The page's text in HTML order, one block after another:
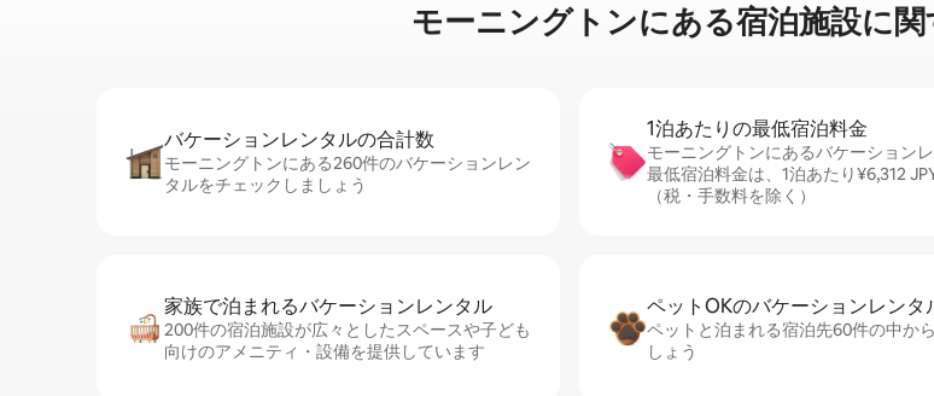
モーニングトンに⁠あ⁠る宿⁠泊⁠施⁠設⁠に
バケーションレ⁠ン⁠タ⁠ル⁠の合⁠計⁠数
モーニングトンにある260件のバケーションレン
タルをチェックしましょう
1泊あたりの最⁠低⁠宿⁠泊⁠料⁠金
モーニングトンにあるバケーション
最低宿泊料金は、1泊あたり¥6,312
（税・手数料を除く）
家族で泊まれるバ⁠ケ⁠ー⁠シ⁠ョ⁠ンレ⁠ン⁠タ⁠ル
200件の宿泊施設が広々としたスペースや子ども
向けのアメニティ・設備を提供しています
ペットOKのバ⁠ケ⁠ー⁠シ⁠ョ⁠ンレ⁠ン⁠タ⁠
ペットと泊まれる宿泊先60件の中か
しょう